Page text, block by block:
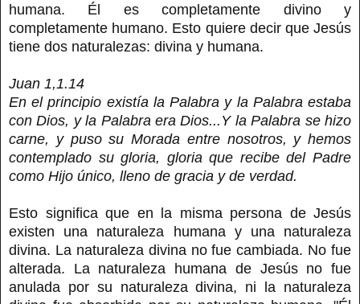
humana. Él es completamente divino y
completamente humano. Esto quiere decir que Jesús
tiene dos naturalezas: divina y humana.
Juan 1,1.14
En el principio existía la Palabra y la Palabra estaba
con Dios, y la Palabra era Dios...Y la Palabra se hizo
carne, y puso su Morada entre nosotros, y hemos
contemplado su gloria, gloria que recibe del Padre
como Hijo único, lleno de gracia y de verdad.
Esto significa que en la misma persona de Jesús
existen una naturaleza humana y una naturaleza
divina. La naturaleza divina no fue cambiada. No fue
alterada. La naturaleza humana de Jesús no fue
anulada por su naturaleza divina, ni la naturaleza